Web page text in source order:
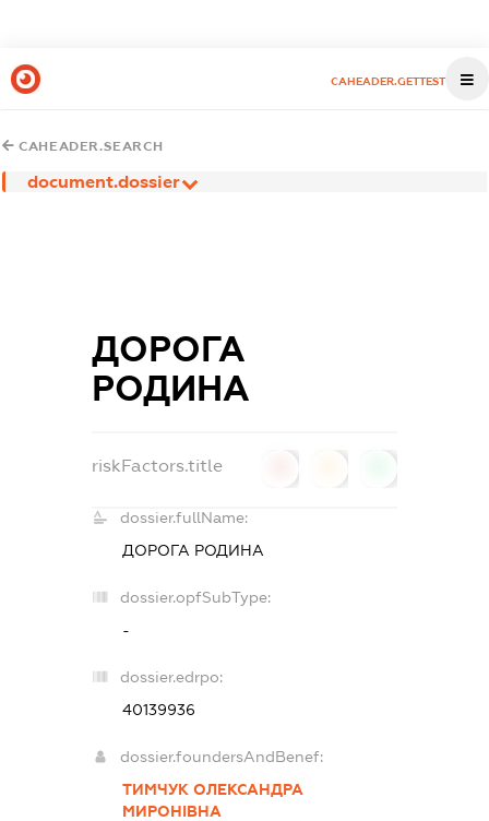
CAHEADER.GETTEST
CAHEADER.SEARCH
document.dossier
ДОРОГА
РОДИНА
riskFactors.title
dossier.fullName:
ДОРОГА РОДИНА
dossier.opfSubType:
-
dossier.edrpo:
40139936
dossier.foundersAndBenef:
ТИМЧУК ОЛЕКСАНДРА
МИРОНІВНА